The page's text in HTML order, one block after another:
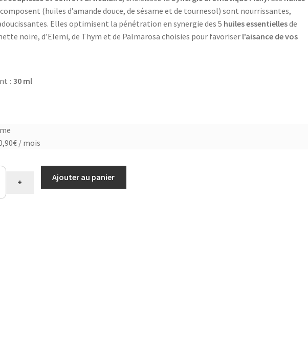
(huiles d’amande douce, de sésame et de tournesol) sont nourrissantes,
Elles optimisent la pénétration en synergie des 5 huiles essentiellesde
noire, d’Elemi, de Thym et de Palmarosa choisies pour favoriser l’aisance de vos
: 30 ml
€ / mois
+
Ajouter au panier